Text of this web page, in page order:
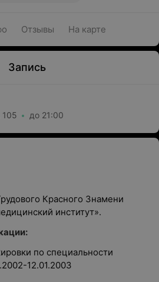
Отзывы На карте
Запись
105 до 21:00
Красного Знамени
институт».
по специальности
12.01.2003